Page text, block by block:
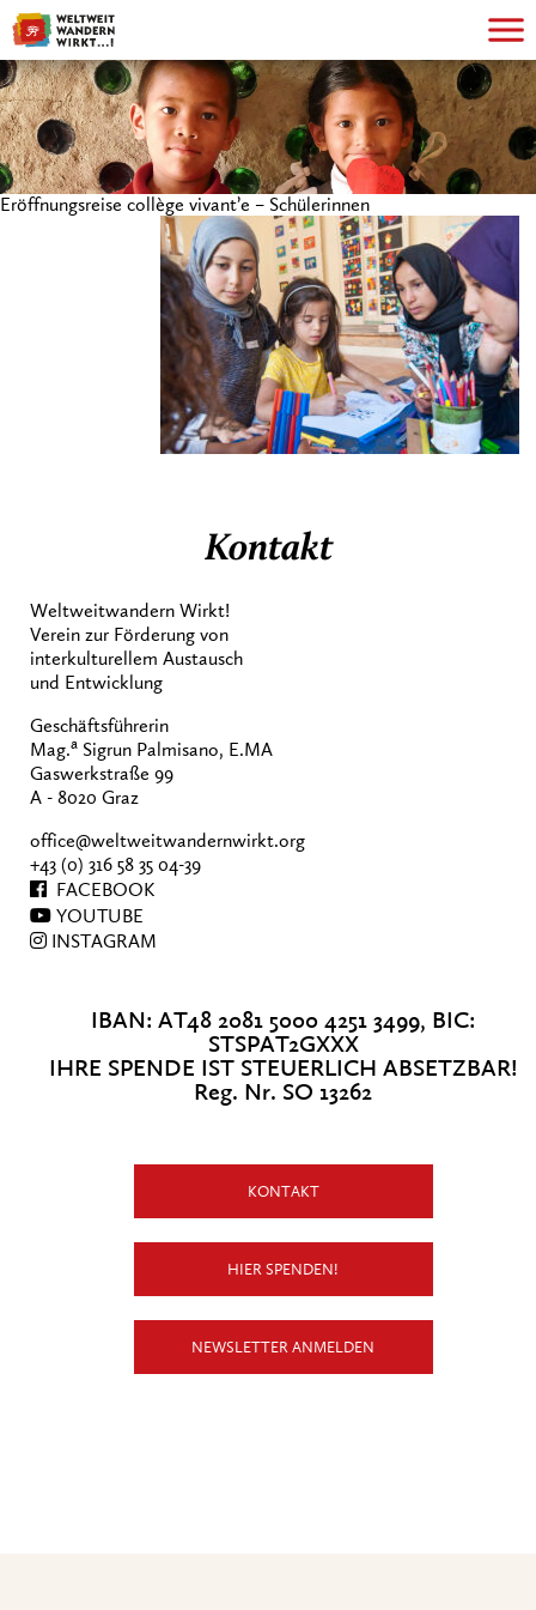
Eröffnungsreise collège vivant’e – Schülerinnen
Kontakt
Weltweitwandern Wirkt!
Verein zur Förderung von
interkulturellem Austausch
und Entwicklung
Geschäftsführerin
Mag.a Sigrun Palmisano, E.MA
Gaswerkstraße 99
A - 8020 Graz
office@weltweitwandernwirkt.org
+43 (0) 316 58 35 04-39
FACEBOOK
YOUTUBE
INSTAGRAM
IBAN: AT48 2081 5000 4251 3499, BIC:
STSPAT2GXXX
IHRE SPENDE IST STEUERLICH ABSETZBAR!
Reg. Nr. SO 13262
KONTAKT
HIER SPENDEN!
NEWSLETTER ANMELDEN